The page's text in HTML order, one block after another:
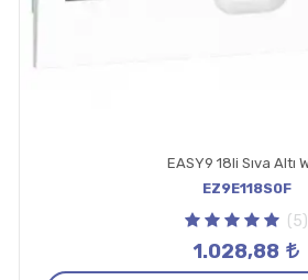
EZ9E118S0F
(5)
1.028,88